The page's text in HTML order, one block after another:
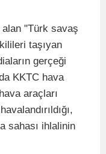
alan "Türk savaş
taşıyan
gerçeği
KKTC hava
araçları
sahası ihlalinin